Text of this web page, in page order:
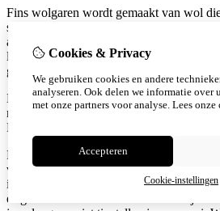
Fins wolgaren wordt gemaakt van wol
schapenboerderijen in Finland. De Finse
afkomstig van Finse schapen. De wol van
licht met een matige kroezing en een
garen elastischer en duurzamer.
Naast Finnsheep fokken Finse
rassen, zoals kainuunharmas (een
Finse wolgarens wol van verschillende
Finse schapen zijn een oorspronkelijk
van verschillende eeuwen heeft
integraal deel uit van de Finse
erfgoed. Producten van Finse wol zijn
Cookies & Privacy
We gebruiken cookies en andere
analyseren. Ook delen we informatie over
met onze partners voor analyse. Lees
Accepteren
Cookie-instellingen